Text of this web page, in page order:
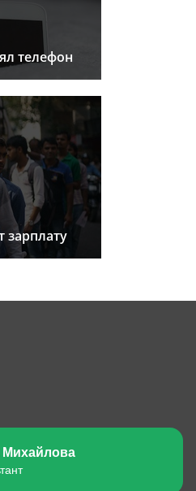
телефон
зарплату